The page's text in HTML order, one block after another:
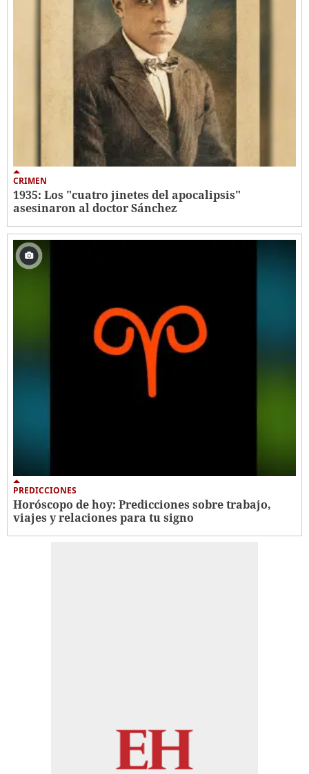
CRIMEN
1935: Los "cuatro jinetes del apocalipsis"
asesinaron al doctor Sánchez
PREDICCIONES
Horóscopo de hoy: Predicciones sobre trabajo,
viajes y relaciones para tu signo